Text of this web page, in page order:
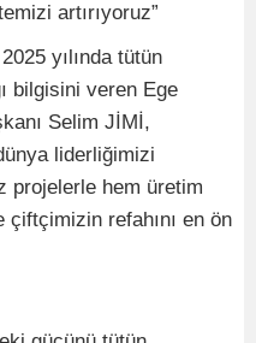
artırıyoruz”
yılında tütün
bilgisini veren Ege
Selim JİMİ,
liderliğimizi
projelerle hem üretim
çiftçimizin refahını en ön